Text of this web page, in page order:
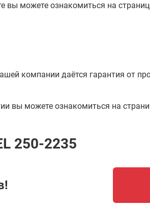
вы можете ознакомиться на
компании даётся гарантия от
вы можете ознакомиться на
250-2235